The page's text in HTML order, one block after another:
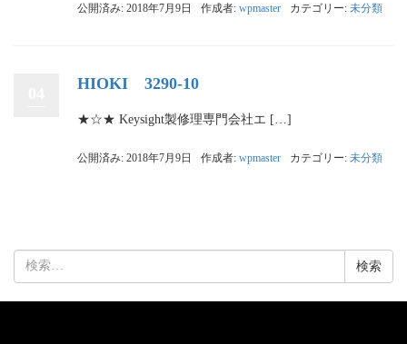
公開済み: 2018年7月9日 作成者: wpmaster カテゴリー: 未分類
HIOKI 3290-10
★☆★ Keysight製修理専門会社エ […]
公開済み: 2018年7月9日 作成者: wpmaster カテゴリー: 未分類
索: